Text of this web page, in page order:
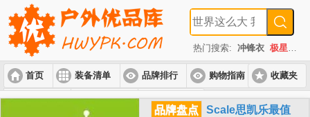
热门搜索: 冲锋衣 极星
首页 装备清单 品牌排行 购物指南
入门套装 进阶套装 高端套装
收藏夹
品牌盘点
Scale思凯乐最值